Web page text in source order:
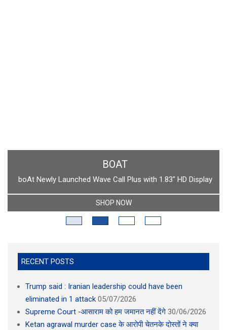
BOAT
boAt Newly Launched Wave Call Plus with 1.83" HD Display
SHOP NOW
RECENT POSTS
Trump said : Iranian leadership could have been
eliminated in 1 attack 05/07/2026
Supreme Court -आसाराम को हम जमानत नहीं देंगे 30/06/2026
Ketan agrawal murder case के आरोपी चेतनके दोस्तों ने क्या